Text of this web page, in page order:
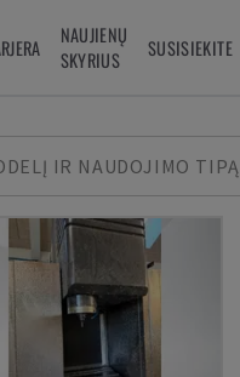
NAUJIENŲ
SKYRIUS
SUSISIEKITE
IR NAUDOJIMO TIPĄ